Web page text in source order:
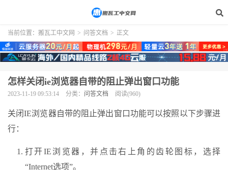
当前位置： 搬瓦工中文网 > 问答文档 > 正文
怎样关闭ie浏览器自带的阻止弹出窗口功能
2023-11-19 09:53:14 分类： 问答文档 阅读(960)
关闭IE浏览器自带的阻止弹出窗口功能可以按照以下步骤进
行：
打开IE浏览器，并点击右上角的齿轮图标，选择
“Internet选项”。